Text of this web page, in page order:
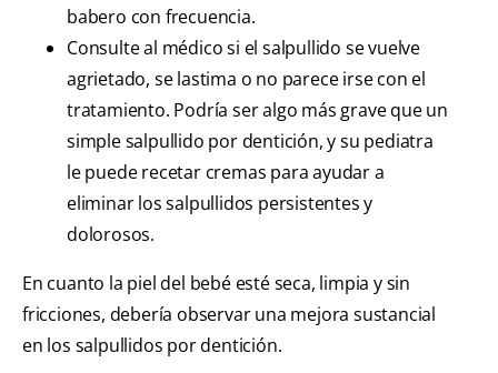
babero con frecuencia.
Consulte al médico si el salpullido se vuelve
agrietado, se lastima o no parece irse con el
tratamiento. Podría ser algo más grave que un
simple salpullido por dentición, y su pediatra
le puede recetar cremas para ayudar a
eliminar los salpullidos persistentes y
dolorosos.
En cuanto la piel del bebé esté seca, limpia y sin
fricciones, debería observar una mejora sustancial
en los salpullidos por dentición.